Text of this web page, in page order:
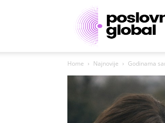
Poslovni
portal
Home Najnovije Godinama